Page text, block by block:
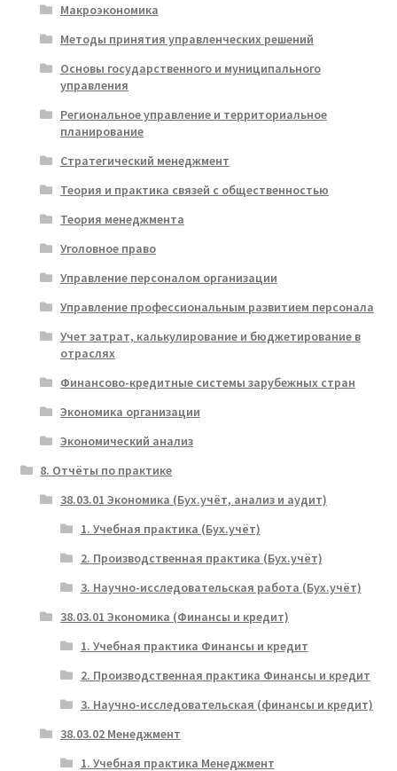
Макроэкономика
Методы принятия управленческих решений
Основы государственного и муниципального
управления
Региональное управление и территориальное
планирование
Стратегический менеджмент
Теория и практика связей с общественностью
Теория менеджмента
Уголовное право
Управление персоналом организации
Управление профессиональным развитием персонала
Учет затрат, калькулирование и бюджетирование в
отраслях
Финансово-кредитные системы зарубежных стран
Экономика организации
Экономический анализ
8. Отчёты по практике
38.03.01 Экономика (Бух.учёт, анализ и аудит)
1. Учебная практика (Бух.учёт)
2. Производственная практика (Бух.учёт)
3. Научно-исследовательская работа (Бух.учёт)
38.03.01 Экономика (Финансы и кредит)
1. Учебная практика Финансы и кредит
2. Производственная практика Финансы и кредит
3. Научно-исследовательская (финансы и кредит)
38.03.02 Менеджмент
1. Учебная практика Менеджмент